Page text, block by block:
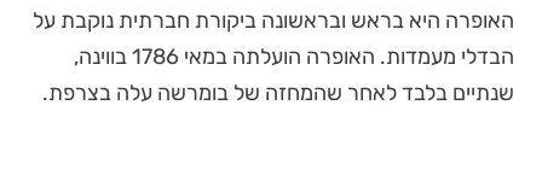
האופרה היא בראש ובראשונה ביקורת חברתית נוקבת על
הבדלי מעמדות. האופרה הועלתה במאי 1786 בווינה,
שנתיים בלבד לאחר שהמחזה של בומרשה עלה בצרפת.